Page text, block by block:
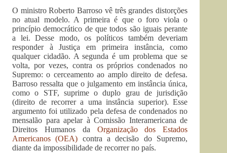
O ministro Roberto Barroso vê três grandes distorções
no atual modelo. A primeira é que o foro viola o
princípio democrático de que todos são iguais perante
a lei. Desse modo, os políticos também deveriam
responder à Justiça em primeira instância, como
qualquer cidadão. A segunda é um problema que se
volta, por vezes, contra os próprios condenados no
Supremo: o cerceamento ao amplo direito de defesa.
Barroso ressalta que o julgamento em instância única,
como o STF, suprime o duplo grau de jurisdição
(direito de recorrer a uma instância superior). Esse
argumento foi utilizado pela defesa de condenados no
mensalão para apelar à Comissão Interamericana de
Direitos Humanos da Organização dos Estados
Americanos (OEA) contra a decisão do Supremo,
diante da impossibilidade de recorrer no país.